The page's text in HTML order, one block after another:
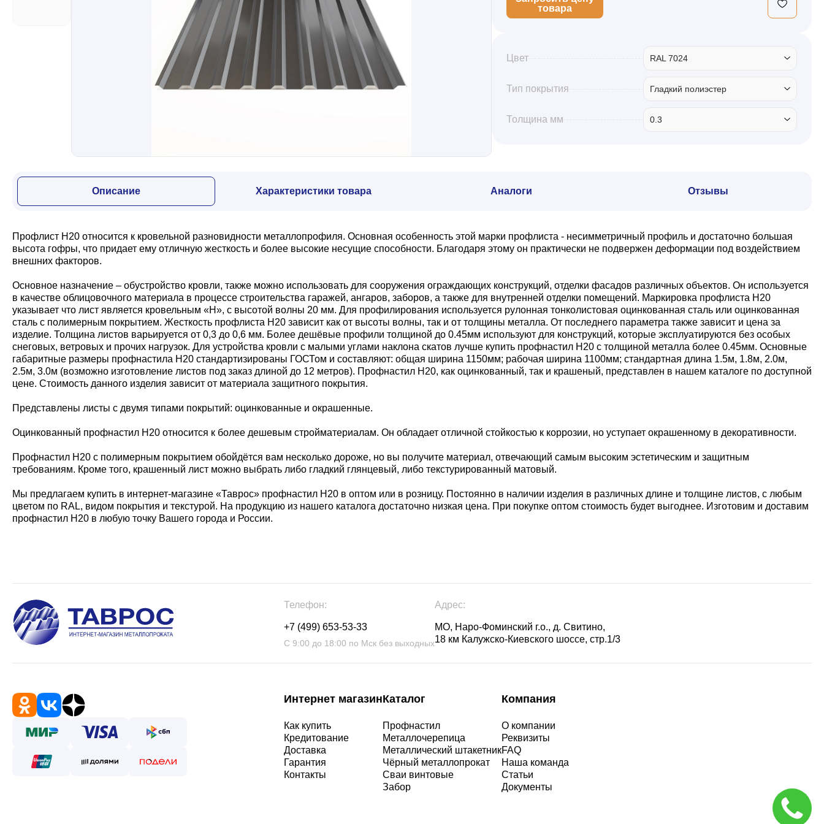
Профили для гипсокартона
Дача и сад
Другие товары
товара
Цвет RAL 7024
Тип покрытия Гладкий полиэстер
Толщина мм 0.3
Описание Характеристики товара Аналоги Отзывы
Профлист Н20 относится к кровельной разновидности металлопрофиля. Основная особенность этой марки профлиста - несимметричный профиль и достаточно большая
высота гофры, что придает ему отличную жесткость и более высокие несущие способности. Благодаря этому он практически не подвержен деформации под воздействием
внешних факторов.
Основное назначение – обустройство кровли, также можно использовать для сооружения ограждающих конструкций, отделки фасадов различных объектов. Он используется
в качестве облицовочного материала в процессе строительства гаражей, ангаров, заборов, а также для внутренней отделки помещений. Маркировка профлиста Н20
указывает что лист является кровельным «Н», с высотой волны 20 мм. Для профилирования используется рулонная тонколистовая оцинкованная сталь или оцинкованная
сталь с полимерным покрытием. Жесткость профлиста Н20 зависит как от высоты волны, так и от толщины металла. От последнего параметра также зависит и цена за
изделие. Толщина листов варьируется от 0,3 до 0,6 мм. Более дешёвые профили толщиной до 0.45мм используют для конструкций, которые эксплуатируются без особых
снеговых, ветровых и прочих нагрузок. Для устройства кровли с малыми углами наклона скатов лучше купить профнастил Н20 с толщиной металла более 0.45мм. Основные
габаритные размеры профнастила Н20 стандартизированы ГОСТом и составляют: общая ширина 1150мм; рабочая ширина 1100мм; стандартная длина 1.5м, 1.8м, 2.0м,
2.5м, 3.0м (возможно изготовление листов под заказ длиной до 12 метров). Профнастил Н20, как оцинкованный, так и крашеный, представлен в нашем каталоге по доступной
цене. Стоимость данного изделия зависит от материала защитного покрытия.
Представлены листы с двумя типами покрытий: оцинкованные и окрашенные.
Оцинкованный профнастил Н20 относится к более дешевым стройматериалам. Он обладает отличной стойкостью к коррозии, но уступает окрашенному в декоративности.
Профнастил Н20 с полимерным покрытием обойдётся вам несколько дороже, но вы получите материал, отвечающий самым высоким эстетическим и защитным
требованиям. Кроме того, крашенный лист можно выбрать либо гладкий глянцевый, либо текстурированный матовый.
Мы предлагаем купить в интернет-магазине «Таврос» профнастил Н20 в оптом или в розницу. Постоянно в наличии изделия в различных длине и толщине листов, с любым
цветом по RAL, видом покрытия и текстурой. На продукцию из нашего каталога достаточно низкая цена. При покупке оптом стоимость будет выгоднее. Изготовим и доставим
профнастил Н20 в любую точку Вашего города и России.
Телефон:
+7 (499) 653-53-33
С 9:00 до 18:00 по Мск без выходных
Адрес:
МО, Наро-Фоминский г.о., д. Свитино,
18 км Калужско-Киевского шоссе, стр.1/3
Интернет магазин
Как купить
Кредитование
Доставка
Гарантия
Контакты
Каталог
Профнастил
Металлочерепица
Металлический штакетник
Чёрный металлопрокат
Сваи винтовые
Забор
Компания
О компании
Реквизиты
FAQ
Наша команда
Статьи
Документы